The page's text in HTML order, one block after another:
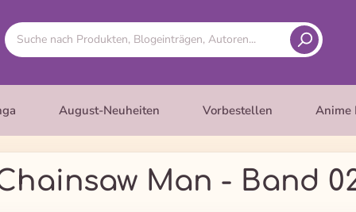
August-Neuheiten Vorbestellen Anime
Man - Band